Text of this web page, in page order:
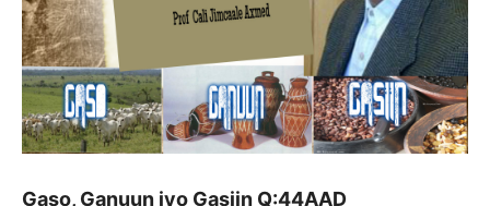
Gaso, Ganuun iyo Gasiin Q:44AAD